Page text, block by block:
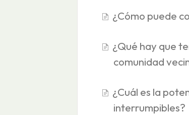
¿Cómo puede
¿Qué hay que
comunidad
¿Cuál es la
interrumpibles?